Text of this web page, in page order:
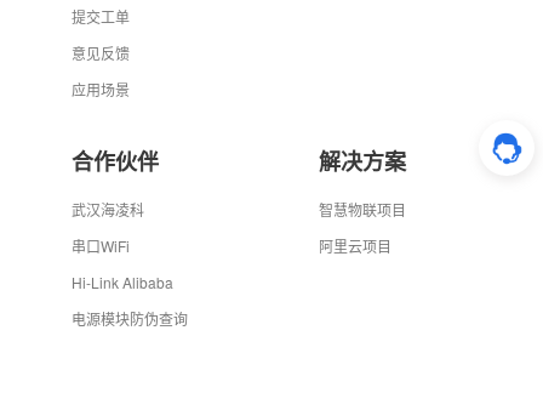
提交工单
意见反馈
应用场景
合作伙伴
武汉海凌科
串口WiFi
Hi-Link Alibaba
电源模块防伪查询
解决方案
智慧物联项目
阿里云项目